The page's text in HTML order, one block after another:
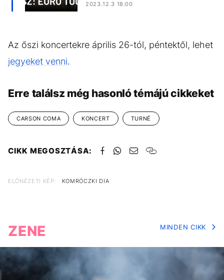
2023.12.3 18:00
Az őszi koncertekre április 26-tól, péntektől, lehet
jegyeket venni.
Erre találsz még hasonló témájú cikkeket
CARSON COMA KONCERT TURNÉ
CIKK MEGOSZTÁSA:
ELŐNÉZETI KÉP: KOMRÓCZKI DIA
ZENE MINDEN CIKK